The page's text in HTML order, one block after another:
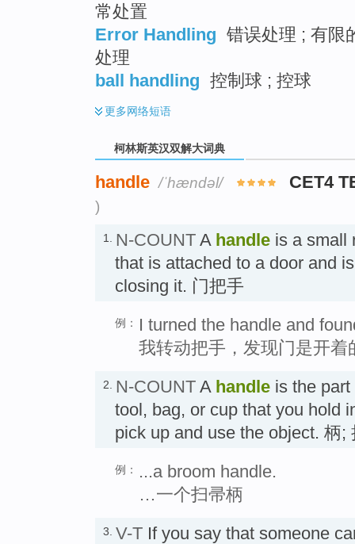
常处置
Error Handling 错误处理 ; 有限
处理
ball handling 控制球 ; 控球
更多网络短语
柯林斯英汉双解大词典
handle /ˈhændəl/ CET4
)
1. N-COUNT A handle is a small
that is attached to a door and
closing it. 门把手
例：
I turned the handle and
我转动把手，发现门是开着
2. N-COUNT A handle is the
tool, bag, or cup that you hold
pick up and use the object. 柄;
例：
...a broom handle.
…一个扫帚柄
3. V-T If you say that someone